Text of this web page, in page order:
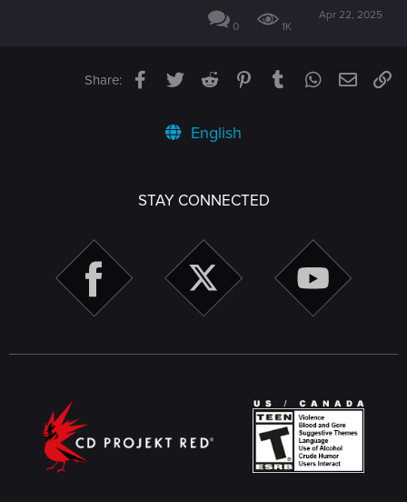
0 1K
Apr 22, 2025
Share: Facebook
TwitterReddit PinterestTumblrWhatsApp
Email
English
STAY CONNECTED